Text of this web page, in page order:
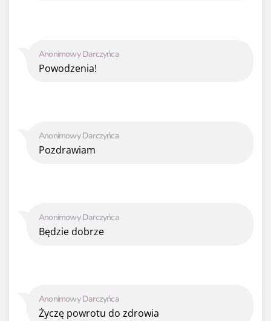
Anonimowy Darczyńca
Życzę powrotu do zdrowia
Anonimowy Darczyńca
Będzie dobrze
Anonimowy Darczyńca
Pozdrawiam
Anonimowy Darczyńca
Powodzenia!